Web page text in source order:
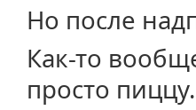
Но после
Как-то
просто пиццу.